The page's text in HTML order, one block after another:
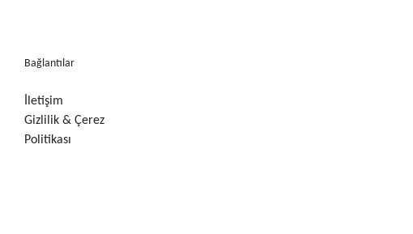
Bağlantılar
İletişim
Gizlilik & Çerez
Politikası